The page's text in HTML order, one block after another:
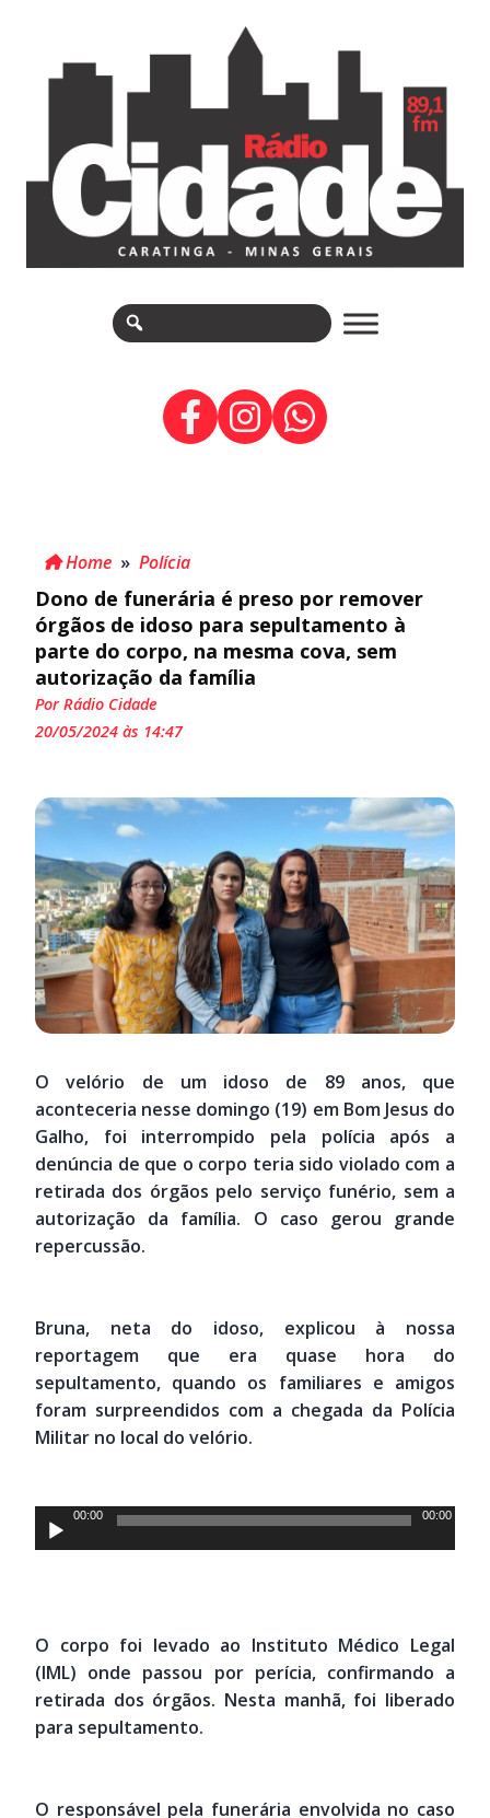
Home » Polícia
Dono de funerária é preso por remover
órgãos de idoso para sepultamento à
parte do corpo, na mesma cova, sem
autorização da família
Por Rádio Cidade
20/05/2024 às 14:47
O velório de um idoso de 89 anos, que
aconteceria nesse domingo (19) em Bom Jesus do
Galho, foi interrompido pela polícia após a
denúncia de que o corpo teria sido violado com a
retirada dos órgãos pelo serviço funério, sem a
autorização da família. O caso gerou grande
repercussão.
Bruna, neta do idoso, explicou à nossa
reportagem que era quase hora do
sepultamento, quando os familiares e amigos
foram surpreendidos com a chegada da Polícia
Militar no local do velório.
Tocador
de
00:00 00:00
O corpo foi levado ao Instituto Médico Legal
(IML) onde passou por perícia, confirmando a
retirada dos órgãos. Nesta manhã, foi liberado
para sepultamento.
O responsável pela funerária envolvida no caso